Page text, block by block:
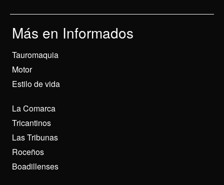
Más en Informados
Tauromaquia
Motor
Estilo de vida
La Comarca
Tricantinos
Las Tribunas
Roceños
Boadillenses